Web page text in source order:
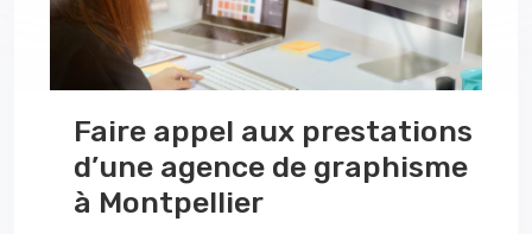
Faire appel aux prestations
d’une agence de graphisme
à Montpellier